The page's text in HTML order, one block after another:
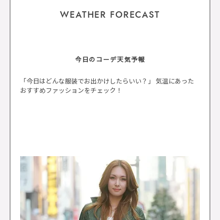
WEATHER FORECAST
今日のコーデ天気予報
「今日はどんな服装でお出かけしたらいい？」 気温にあった
おすすめファッションをチェック！